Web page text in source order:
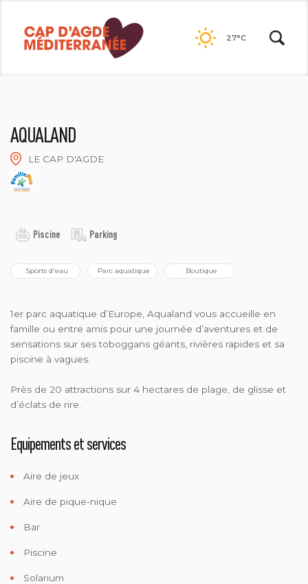
contenu
27°C
AQUALAND
LE CAP D'AGDE
AQUALAND
Piscine Parking
Sports d'eau Parc aquatique
  Boutique
1er parc aquatique d’Europe, Aqualand vous accueille en
famille ou entre amis pour une journée d’aventures et de
sensations sur ses toboggans géants, rivières rapides et sa
piscine à vagues.
Près de 20 attractions sur 4 hectares de plage, de glisse et
d’éclats de rire.
Equipements et services
Aire de jeux
Aire de pique-nique
Bar
Piscine
Solarium